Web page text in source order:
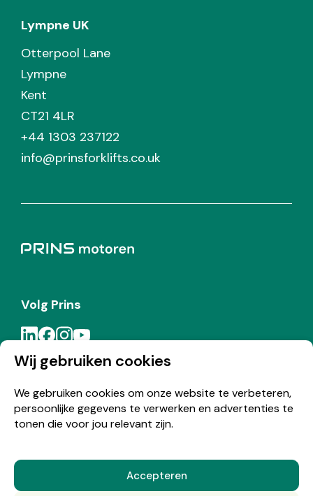
Wij gebruiken cookies
We gebruiken cookies om onze website te verbeteren,
persoonlijke gegevens te verwerken en advertenties te
tonen die voor jou relevant zijn.
Accepteren
Lympne UK
Otterpool Lane
Lympne
Kent
CT21 4LR
+44 1303 237122
info@prinsforklifts.co.uk
Volg Prins
Meld je aan voor de Prins nieuwsbrief
© Copyright 2026 Prins